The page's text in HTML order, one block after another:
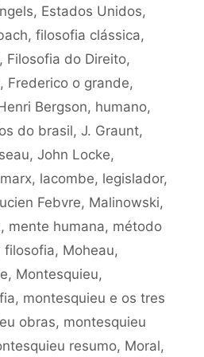
, Estados Unidos,
, filosofia clássica,
, Filosofia do Direito,
, Frederico o grande,
Bergson, humano,
do brasil, J. Graunt,
, John Locke,
, lacombe, legislador,
Febvre, Malinowski,
, mente humana, método
filosofia, Moheau,
, Montesquieu,
, montesquieu e os tres
obras, montesquieu
resumo, Moral,